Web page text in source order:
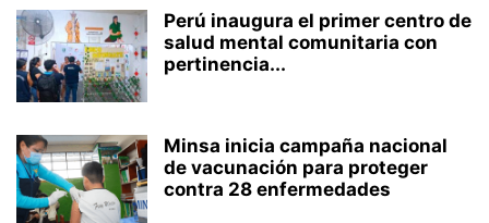
Perú inaugura el primer centro de
salud mental comunitaria con
pertinencia...
Minsa inicia campaña nacional
de vacunación para proteger
contra 28 enfermedades